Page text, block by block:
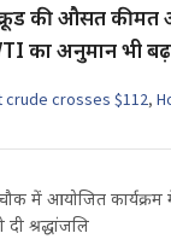
की औसत कीमत
का अनुमान भी
crude crosses $112,
में आयोजित
श्रद्धांजलि